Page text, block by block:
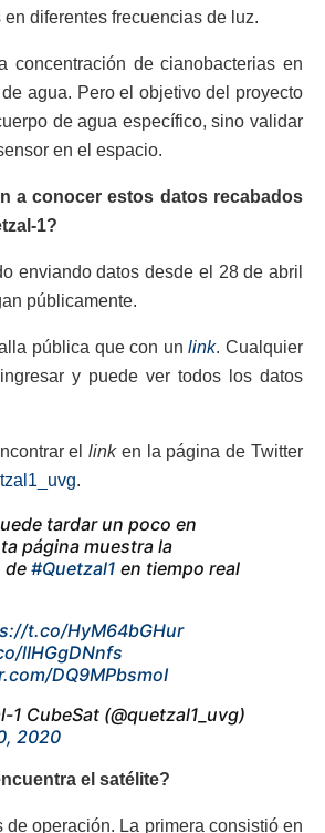
en diferentes frecuencias de luz.
concentración de cianobacterias en
agua. Pero el objetivo del proyecto
de agua específico, sino validar
en el espacio.
a conocer estos datos recabados
1?
enviando datos desde el 28 de abril
públicamente.
pública que con unlink. Cualquier
y puede ver todos los datos
ellink en la página de Twitter
.
tardar un poco en
página muestra la
de #Quetzal1 en tiempo real
t.co/HyM64bGHur
lIHGgDNnfs
DQ9MPbsmoI
CubeSat (@quetzal1_uvg)
2020
el satélite?
de operación. La primera consistió en